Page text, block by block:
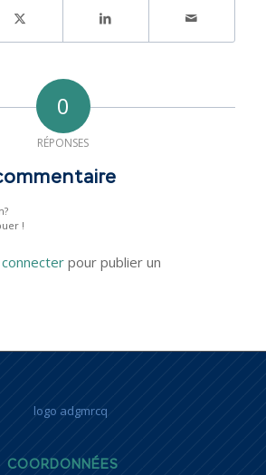
0
RÉPONSES
!
pour publier un
COORDONNÉES